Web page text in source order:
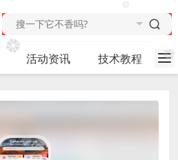
活动资讯 技术教程